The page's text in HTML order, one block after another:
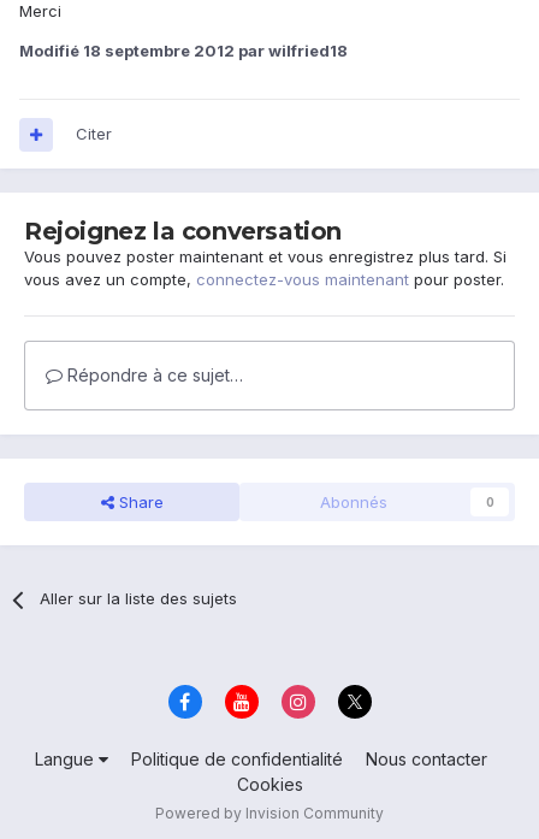
Merci
Modifié 18 septembre 2012 par wilfried18
Citer
Rejoignez la conversation
Vous pouvez poster maintenant et vous enregistrez plus tard. Si
vous avez un compte, connectez-vous maintenant pour poster.
Répondre à ce sujet…
Share Abonnés 0
Aller sur la liste des sujets
Langue Politique de confidentialité
Nous contacter
Cookies
Powered by Invision Community